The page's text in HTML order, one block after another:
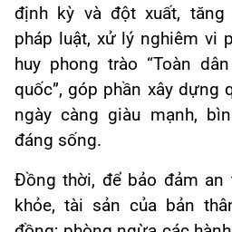
định kỳ và đột xuất, tăng
pháp luật, xử lý nghiêm vi
huy phong trào “Toàn
quốc”, góp phần xây dựng
ngày càng giàu mạnh,
đáng sống.
Đồng thời, để bảo đảm an
khỏe, tài sản của bản